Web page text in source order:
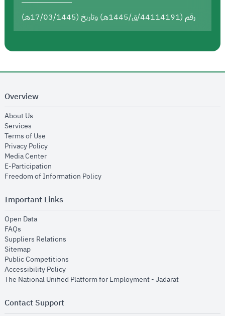
رقم (44114191/ق/1445هـ) وتاريخ (17/03/1445هـ)
Overview
About Us
Services
Terms of Use
Privacy Policyopens in new window
Media Centeropens in new window
E-Participation
Freedom of Information Policyopens in new window
Important Links
Open Dataopens in new window
FAQs
Suppliers Relations
Sitemapopens in new window
Public Competitions
Accessibility Policyopens in new window
The National Unified Platform for Employment - Jadaratopens in new
Contact Support